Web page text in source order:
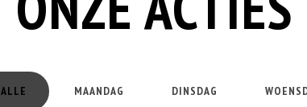
ALLE MAANDAG DINSDAG